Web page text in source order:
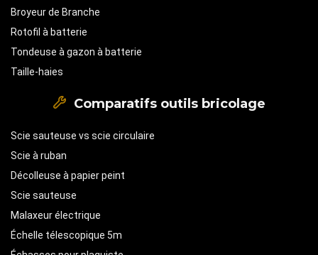
Broyeur de Branche
Rotofil à batterie
Tondeuse à gazon à batterie
Taille-haies
Comparatifs outils bricolage
Scie sauteuse vs scie circulaire
Scie à ruban
Décolleuse à papier peint
Scie sauteuse
Malaxeur électrique
Échelle télescopique 5m